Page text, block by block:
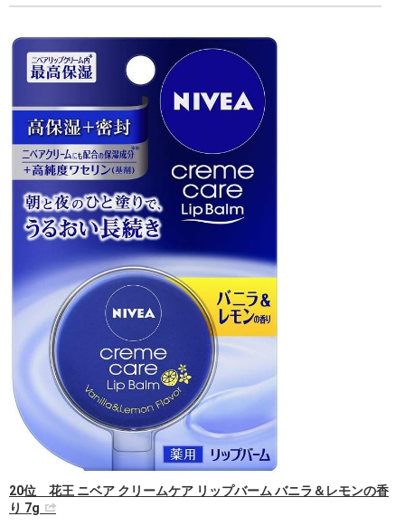
20位 花王 ニベア クリームケア リップバーム バニラ＆レモンの香
り 7g